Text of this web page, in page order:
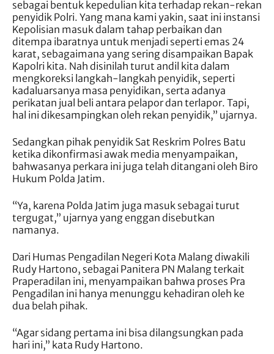
sebagai bentuk kepedulian kita terhadap rekan-rekan
penyidik Polri. Yang mana kami yakin, saat ini instansi
Kepolisian masuk dalam tahap perbaikan dan
ditempa ibaratnya untuk menjadi seperti emas 24
karat, sebagaimana yang sering disampaikan Bapak
Kapolri kita. Nah disinilah turut andil kita dalam
mengkoreksi langkah-langkah penyidik, seperti
kadaluarsanya masa penyidikan, serta adanya
perikatan jual beli antara pelapor dan terlapor. Tapi,
hal ini dikesampingkan oleh rekan penyidik,” ujarnya.
Sedangkan pihak penyidik Sat Reskrim Polres Batu
ketika dikonfirmasi awak media menyampaikan,
bahwasanya perkara ini juga telah ditangani oleh Biro
Hukum Polda Jatim.
“Ya, karena Polda Jatim juga masuk sebagai turut
tergugat,” ujarnya yang enggan disebutkan
namanya.
Dari Humas Pengadilan Negeri Kota Malang diwakili
Rudy Hartono, sebagai Panitera PN Malang terkait
Praperadilan ini, menyampaikan bahwa proses Pra
Pengadilan ini hanya menunggu kehadiran oleh ke
dua belah pihak.
“Agar sidang pertama ini bisa dilangsungkan pada
hari ini,” kata Rudy Hartono.